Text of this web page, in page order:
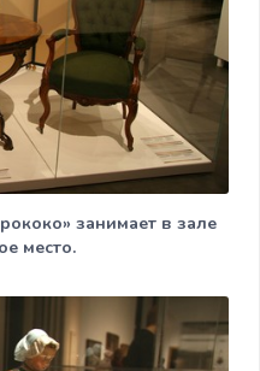
занимает в зале
место.